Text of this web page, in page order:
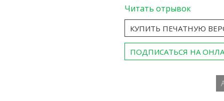
Читать отрывок
КУПИТЬ ПЕЧАТНУЮ
ПОДПИСАТЬСЯ НА